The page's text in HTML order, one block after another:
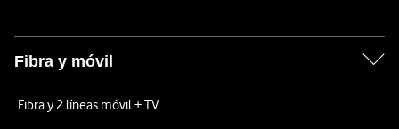
Fibra y móvil
Fibra y 2 líneas móvil + TV